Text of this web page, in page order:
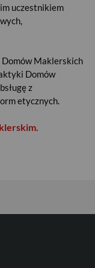
uczestnikiem
Domów Maklerskich
Domów
z
etycznych.